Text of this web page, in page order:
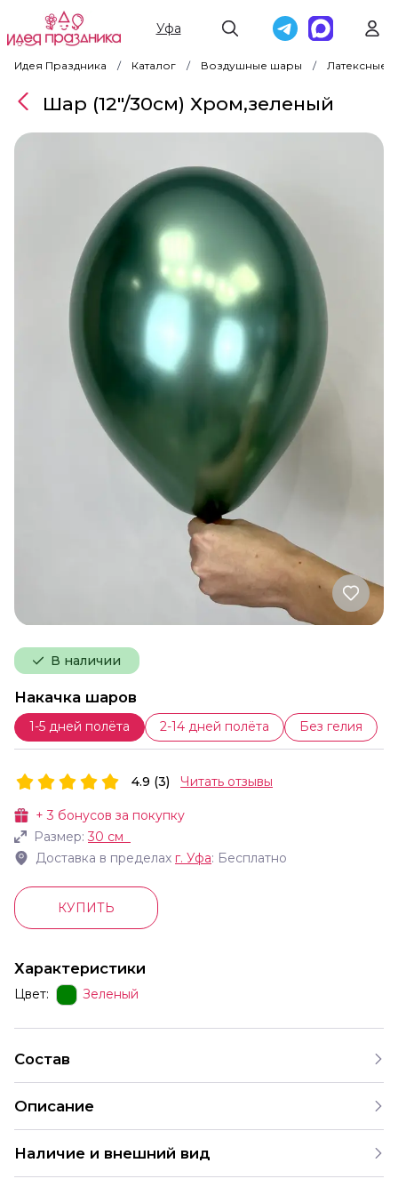
Уфа
Идея Праздника Каталог Воздушные шары Латексные
В наличии
Накачка шаров
1-5 дней полёта 2-14 дней полёта Без гелия
Шар (12"/30см) Хром,зеленый
+3 бонусов за покупку
Размер:30 см
Доставка в пределах г. Уфа: Бесплатно
4.9 (3) Читать отзывы
КУПИТЬ
Характеристики
Цвет: Зеленый
Состав
Описание
Наличие и внешний вид